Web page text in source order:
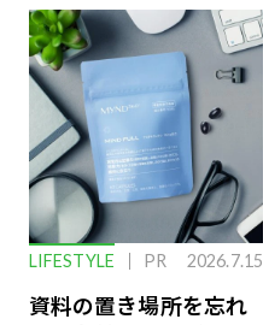
LIFESTYLE PR 2026.7.15
資料の置き場所を忘れ